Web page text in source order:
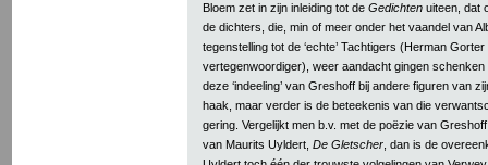
Bloem zet in zijn inleiding tot de Gedichten uiteen, dat
de dichters, die, min of meer onder het vaandel van
tegenstelling tot de ‘echte’ Tachtigers (Herman
vertegenwoordiger), weer aandacht gingen
deze ‘indeeling’ van Greshoff bij andere figuren van
haak, maar verder is de beteekenis van die
gering. Vergelijkt men b.v. met de poëzie van
van Maurits Uyldert, De Gletscher , dan is de